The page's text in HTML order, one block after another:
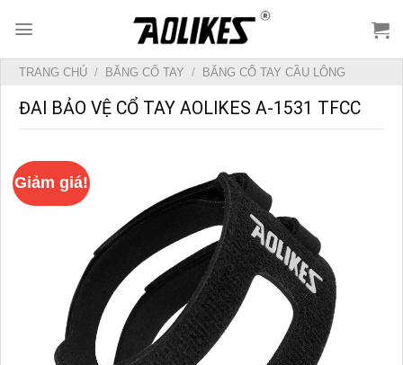
TRANG CHỦ / BĂNG CỔ TAY / BĂNG CỔ TAY CẦU LÔNG
ĐAI BẢO VỆ CỔ TAY AOLIKES A-1531 TFCC
Giảm giá!